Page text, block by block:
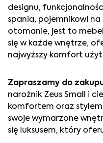
designu,
spania, pojemnikowi na
otomanie, jest to
się w każde wnętrze,
najwyższy komfort
Zapraszamy do
narożnik Zeus Small i
komfortem oraz
swoje wymarzone
się luksusem, który